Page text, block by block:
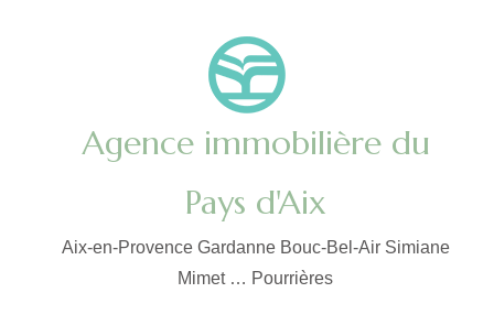
Agence immobilière du
Pays d'Aix
Aix-en-Provence Gardanne Bouc-Bel-Air Simiane
Mimet … Pourrières